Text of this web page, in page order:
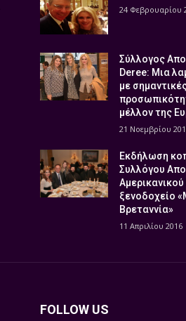
24 Φεβρουαρίου
Σύλλογος
Deree: Μια
με
μέλλον της
21 Νοεμβρίου
Εκδήλωση
Συλλόγου
ξενοδοχείο
Βρεταννία»
11 Απριλίου 2016
FOLLOW US